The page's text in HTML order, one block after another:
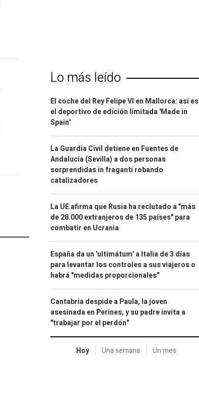
Lo más leído
El coche del Rey Felipe VI en Mallorca: así es
el deportivo de edición limitada 'Made in
Spain'
La Guardia Civil detiene en Fuentes de
Andalucía (Sevilla) a dos personas
sorprendidas in fraganti robando
catalizadores
La UE afirma que Rusia ha reclutado a "más
de 28.000 extranjeros de 135 países" para
combatir en Ucrania
España da un 'ultimátum' a Italia de 3 días
para levantar los controles a sus viajeros o
habrá "medidas proporcionales"
Cantabria despide a Paula, la joven
asesinada en Perines, y su padre invita a
"trabajar por el perdón"
Hoy Una semana Un mes